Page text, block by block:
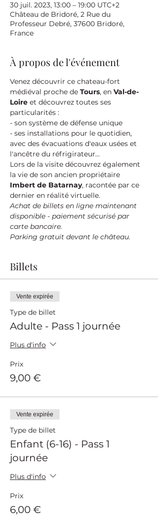
30 juil. 2023, 13:00 – 19:00 UTC+2
Château de Bridoré, 2 Rue du
Professeur Debré, 37600 Bridoré,
France
À propos de l'événement
Venez découvrir ce chateau-fort
médiéval proche de Tours, en Val-de-
Loire et découvrez toutes ses
particularités :
- son système de défense unique
- ses installations pour le quotidien,
avec des évacuations d'eaux usées et
l'ancêtre du réfrigirateur...
Lors de la visite découvrez également
la vie de son ancien propriétaire
Imbert de Batarnay, racontée par ce
dernier en réalité virtuelle.
Achat de billets en ligne maintenant
disponible - paiement sécurisé par
carte bancaire.
Parking gratuit devant le château.
Billets
Vente expirée
Type de billet
Adulte - Pass 1 journée
Plus d'info
Prix
9,00 €
Vente expirée
Type de billet
Enfant (6-16) - Pass 1
journée
Plus d'info
Prix
6,00 €